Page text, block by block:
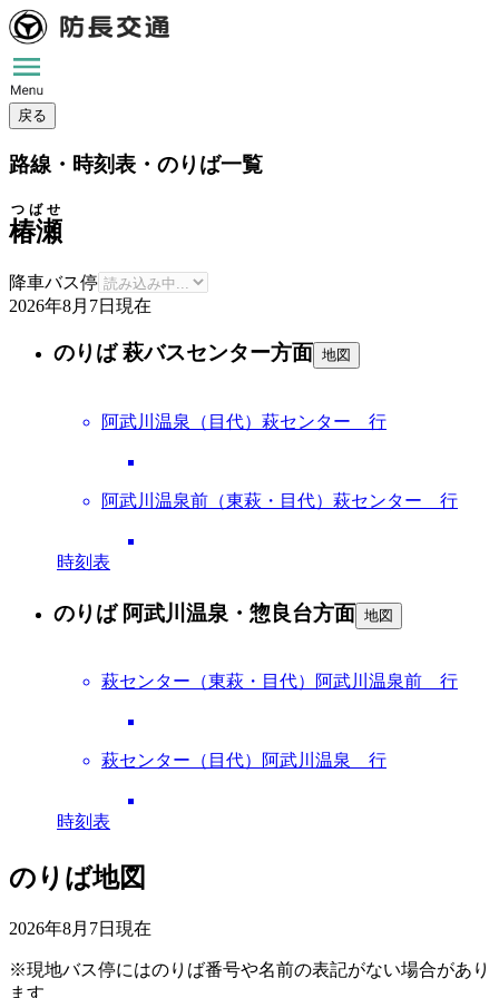
戻る
路線・時刻表・のりば一覧
椿瀬
つばせ
降車バス停
2026年8月7日 現在
のりば 萩バスセンター方面 地図
阿武川温泉（目代）萩センター 行
阿武川温泉前（東萩・目代）萩センター 行
時刻表
のりば 阿武川温泉・惣良台方面 地図
萩センター（東萩・目代）阿武川温泉前 行
萩センター（目代）阿武川温泉 行
時刻表
のりば地図
2026年8月7日 現在
※現地バス停にはのりば番号や名前の表記がない場合があり
ます